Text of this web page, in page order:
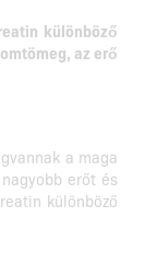
különböző
az erő
a maga
erőt és
különböző